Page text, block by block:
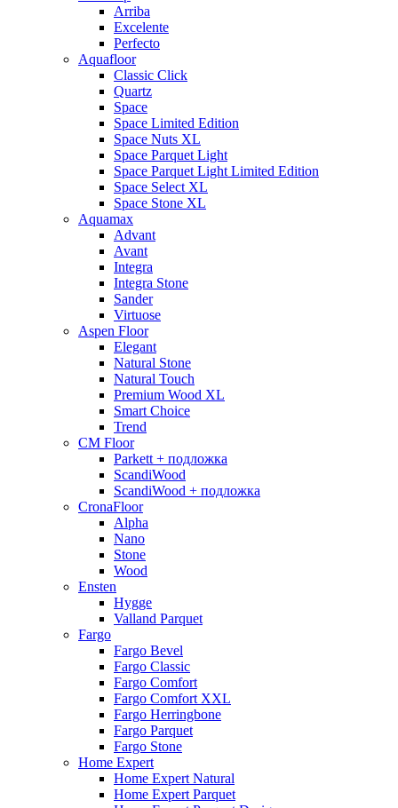
Arriba
Excelente
Perfecto
Aquafloor
Classic Click
Quartz
Space
Space Limited Edition
Space Nuts XL
Space Parquet Light
Space Parquet Light Limited Edition
Space Select XL
Space Stone XL
Aquamax
Advant
Avant
Integra
Integra Stone
Sander
Virtuose
Aspen Floor
Elegant
Natural Stone
Natural Touch
Premium Wood XL
Smart Choice
Trend
CM Floor
Parkett + подложка
ScandiWood
ScandiWood + подложка
CronaFloor
Alpha
Nano
Stone
Wood
Ensten
Hygge
Valland Parquet
Fargo
Fargo Bevel
Fargo Classic
Fargo Comfort
Fargo Comfort XXL
Fargo Herringbone
Fargo Parquet
Fargo Stone
Home Expert
Home Expert Natural
Home Expert Parquet